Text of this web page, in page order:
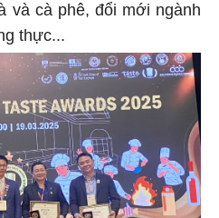
và cà phê, đổi mới ngành
thực...